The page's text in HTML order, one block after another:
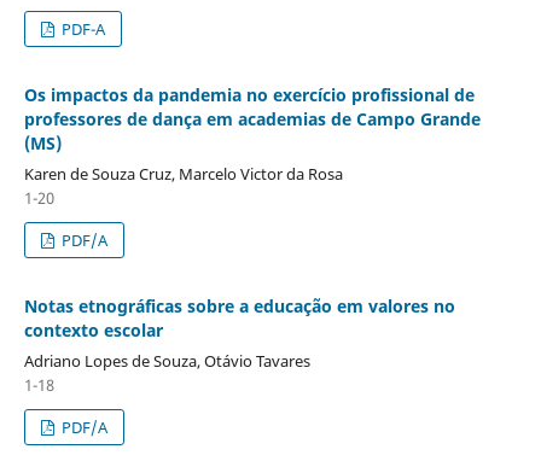
PDF-A
Os impactos da pandemia no exercício profissional de
professores de dança em academias de Campo Grande
(MS)
Karen de Souza Cruz, Marcelo Victor da Rosa
1-20
PDF/A
Notas etnográficas sobre a educação em valores no
contexto escolar
Adriano Lopes de Souza, Otávio Tavares
1-18
PDF/A